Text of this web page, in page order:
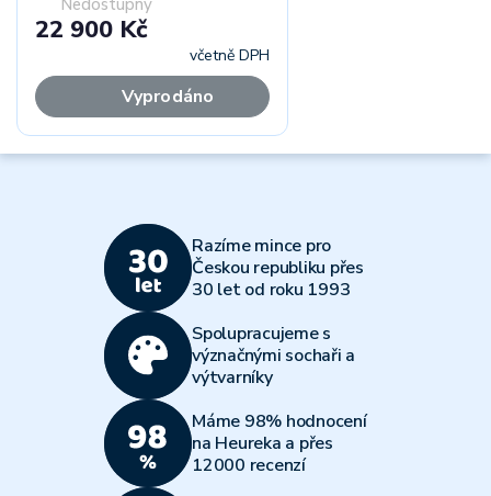
Nedostupný
22 900 Kč
včetně DPH
Vyprodáno
Razíme mince pro
Českou republiku přes
30 let od roku 1993
Spolupracujeme s
význačnými sochaři a
výtvarníky
Máme 98% hodnocení
na Heureka a přes
12000 recenzí